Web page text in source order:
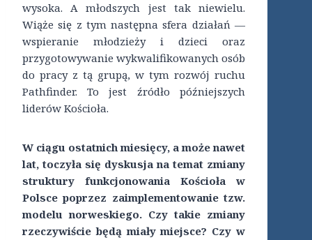
wysoka. A młodszych jest tak niewielu.
Wiąże się z tym następna sfera działań —
wspieranie młodzieży i dzieci oraz
przygotowywanie wykwalifikowanych osób
do pracy z tą grupą, w tym rozwój ruchu
Pathfinder. To jest źródło późniejszych
liderów Kościoła.
W ciągu ostatnich miesięcy, a może nawet
lat, toczyła się dyskusja na temat zmiany
struktury funkcjonowania Kościoła w
Polsce poprzez zaimplementowanie tzw.
modelu norweskiego. Czy takie zmiany
rzeczywiście będą miały miejsce? Czy w